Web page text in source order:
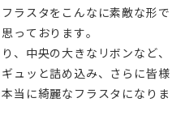
ラスタをこんなに素敵な形で
っております。
、中央の大きなリボンなど、
ュッと詰め込み、さらに皆様
当に綺麗なフラスタになりま